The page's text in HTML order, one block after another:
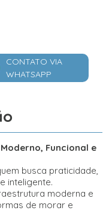
CONTATO VIA
WHATSAPP
Funcional e
busca praticidade,
inteligente.
moderna e
de morar e